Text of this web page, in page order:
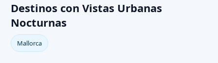
Destinos con Vistas Urbanas
Nocturnas
Mallorca